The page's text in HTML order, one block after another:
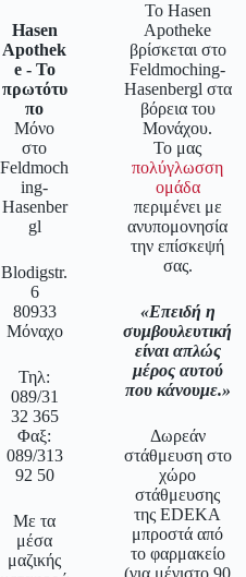
Hasen
Apothek
e - Το
πρωτότυ
πο
Μόνο
στο
Feldmoch
ing-
Hasenber
gl
Blodigstr.
6
80933
Μόναχο
Τηλ:
089/31
32 365
Φαξ:
089/313
92 50
Με τα
μέσα
μαζικής
Το Hasen
Apotheke
βρίσκεται στο
Feldmoching-
Hasenbergl στα
βόρεια του
Μονάχου.
Το μας
πολύγλωσση
ομάδα
περιμένει με
ανυπομονησία
την επίσκεψή
σας.
Επειδή η
συμβουλευτική
είναι απλώς
μέρος αυτού
που κάνουμε.
Δωρεάν
στάθμευση στο
χώρο
στάθμευσης
της EDEKA
μπροστά από
το φαρμακείο